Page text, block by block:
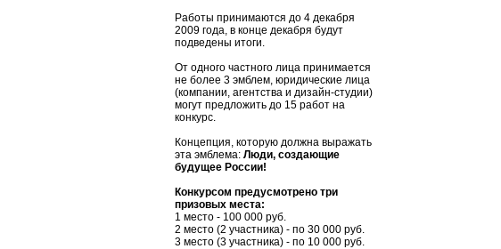
Работы принимаются до 4 декабря
2009 года, в конце декабря будут
подведены итоги.
От одного частного лица принимается
не более 3 эмблем, юридические лица
(компании, агентства и дизайн-студии)
могут предложить до 15 работ на
конкурс.
Концепция, которую должна выражать
эта эмблема: Люди, создающие
будущее России!
Конкурсом предусмотрено три
призовых места:
1 место - 100 000 руб.
2 место (2 участника) - по 30 000 руб.
3 место (3 участника) - по 10 000 руб.